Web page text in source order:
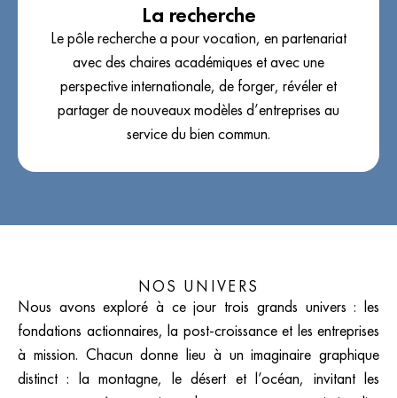
La recherche
Le pôle recherche a pour vocation, en partenariat
avec des chaires académiques et avec une
perspective internationale, de forger, révéler et
partager de nouveaux modèles d’entreprises au
service du bien commun.
NOS UNIVERS
Nous avons exploré à ce jour trois grands univers : les
fondations actionnaires, la post-croissance et les entreprises
à mission. Chacun donne lieu à un imaginaire graphique
distinct : la montagne, le désert et l’océan, invitant les